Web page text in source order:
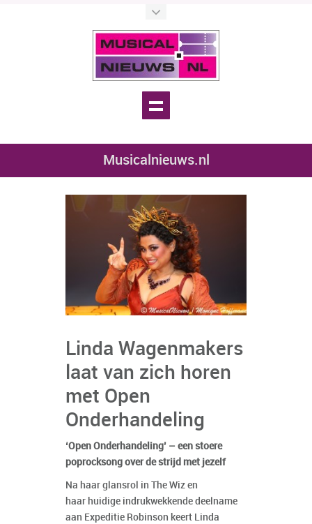
Musicalnieuws.nl
Linda Wagenmakers
laat van zich horen
met Open
Onderhandeling
‘Open Onderhandeling’ – een stoere
poprocksong over de strijd met jezelf
Na haar glansrol in The Wiz en
haar huidige indrukwekkende deelname
aan Expeditie Robinson keert Linda